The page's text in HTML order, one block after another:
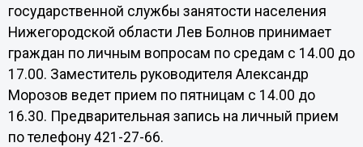
государственной службы занятости населения
Нижегородской области Лев Болнов принимает
граждан по личным вопросам по средам с 14.00 до
17.00. Заместитель руководителя Александр
Морозов ведет прием по пятницам с 14.00 до
16.30. Предварительная запись на личный прием
по телефону 421-27-66.